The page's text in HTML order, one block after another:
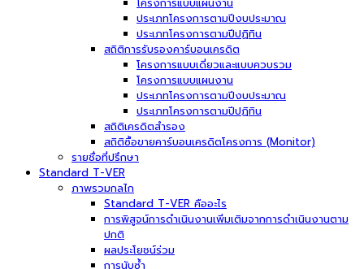
ประเภทโครงการตามปีงบประมาณ
ประเภทโครงการตามปีปฏิทิน
สถิติการรับรองคาร์บอนเครดิต
โครงการแบบเดี่ยวและแบบควบรวม
โครงการแบบแผนงาน
ประเภทโครงการตามปีงบประมาณ
ประเภทโครงการตามปีปฏิทิน
สถิติเครดิตสำรอง
สถิติซื้อขายคาร์บอนเครดิตโครงการ (Monitor)
รายชื่อที่ปรึกษา
Standard T-VER
ภาพรวมกลไก
Standard T-VER คืออะไร
การพิสูจน์การดำเนินงานเพิ่มเติมจากการดำเนินงานตาม
ปกติ
ผลประโยชน์ร่วม
การนับซ้ำ